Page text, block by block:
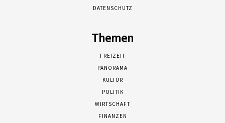
DATENSCHUTZ
Themen
FREIZEIT
PANORAMA
KULTUR
POLITIK
WIRTSCHAFT
FINANZEN